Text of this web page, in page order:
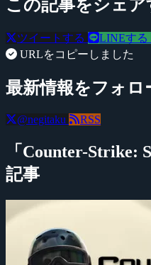
この記事をシェア
ツイートする LINEする
URLをコピーしました
最新情報をフォロ
@negitaku RSS
「Counter-Strike:
記事